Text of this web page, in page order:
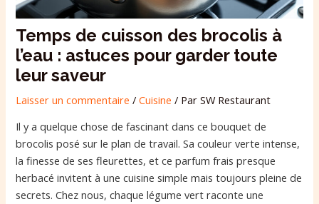
Temps de cuisson des brocolis à
l’eau : astuces pour garder toute
leur saveur
Laisser un commentaire /Cuisine / ParSW Restaurant
Il y a quelque chose de fascinant dans ce bouquet de
brocolis posé sur le plan de travail. Sa couleur verte intense,
la finesse de ses fleurettes, et ce parfum frais presque
herbacé invitent à une cuisine simple mais toujours pleine de
secrets. Chez nous, chaque légume vert raconte une